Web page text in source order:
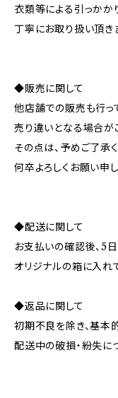
衣類等による引っかか
丁寧にお取り扱い頂き
◆販売に関して
他店舗での販売も行っ
売り違いとなる場合が
その点は、予めご了承
何卒よろしくお願い申
◆配送に関して
お支払いの確認後、5
オリジナルの箱に入れ
◆返品に関して
初期不良を除き、基本
配送中の破損・紛失に